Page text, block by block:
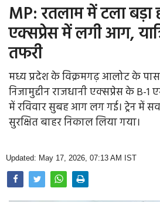
Office Office
Political Gossips
Farm & Food
Opinion
Photo Gallery
Home
MP: रतलाम में टला बड़ा
एक्सप्रेस में लगी आग,
तफरी
मध्य प्रदेश के विक्रमगढ़ आलोट के पास
निजामुद्दीन राजधानी एक्सप्रेस के
में रविवार सुबह आग लग गई। ट्रेन में
सुरक्षित बाहर निकाल लिया गया।
Updated: May 17, 2026, 07:13 AM IST